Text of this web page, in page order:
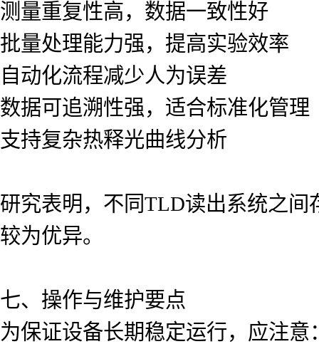
测量重复性高，数据一致性好
批量处理能力强，提高实验效率
自动化流程减少人为误差
数据可追溯性强，适合标准化管理
支持复杂热释光曲线分析
研究表明，不同TLD读出系统之间
较为优异。
七、操作与维护要点
为保证设备长期稳定运行，应注意